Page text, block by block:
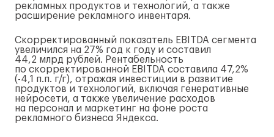
рекламных продуктов и технологий, а также
расширение рекламного инвентаря.
Скорректированный показатель EBITDA сегмента
увеличился на 27% год к году и составил
44,2 млрд рублей. Рентабельность
по скорректированной EBITDA составила 47,2%
(-4,1 п.п. г/г), отражая инвестиции в развитие
продуктов и технологий, включая генеративные
нейросети, а также увеличение расходов
на персонал и маркетинг на фоне роста
рекламного бизнеса Яндекса.